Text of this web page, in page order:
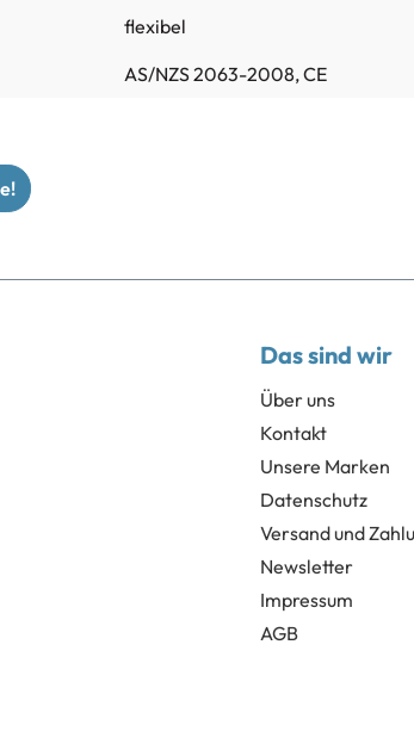
flexibel
AS/NZS 2063-2008, CE
Das sind wir
Über uns
Kontakt
Unsere Marken
Datenschutz
Versand und
Newsletter
Impressum
AGB